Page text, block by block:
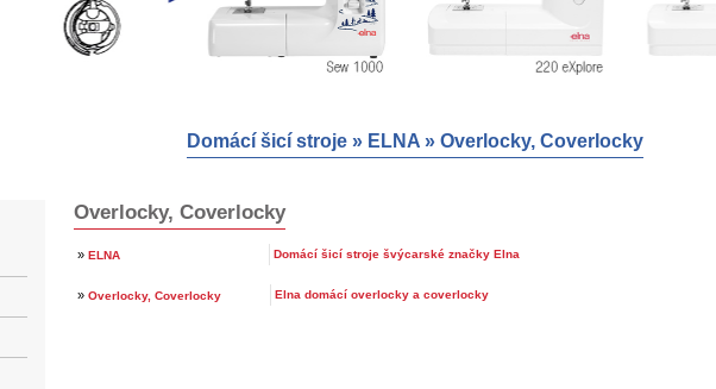
Domácí šicí stroje » ELNA » Overlocky, Coverlocky
Overlocky, Coverlocky
» ELNA Domácí šicí stroje švýcarské značky Elna
» Overlocky, Coverlocky Elna domácí overlocky a coverlocky